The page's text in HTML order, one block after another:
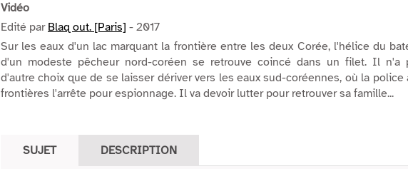
Vidéo
Edité par Blaq out. [Paris] - 2017
Sur les eaux d'un lac marquant la frontière entre les deux Corée, l'hélice du
d'un modeste pêcheur nord-coréen se retrouve coincé dans un filet. Il n'a
d'autre choix que de se laisser dériver vers les eaux sud-coréennes, où la police
frontières l'arrête pour espionnage. Il va devoir lutter pour retrouver sa famille...
SUJET DESCRIPTION